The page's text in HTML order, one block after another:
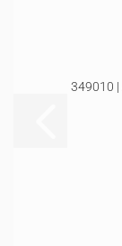
349010 |